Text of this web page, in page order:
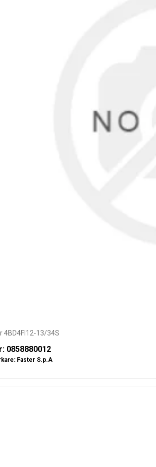
4BD4FI12-13/34S
0858880012
Faster S.p.A